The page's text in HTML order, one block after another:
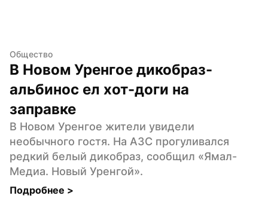
Общество
В Новом Уренгое дикобраз-
альбинос ел хот-доги на
заправке
В Новом Уренгое жители увидели
необычного гостя. На АЗС прогуливался
редкий белый дикобраз, сообщил «Ямал-
Медиа. Новый Уренгой».
Подробнее >